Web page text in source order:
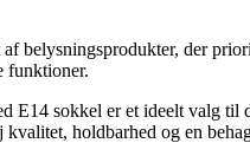
belysningsprodukter, der
funktioner.
E14 sokkel er et ideelt valg
holdbarhed og en